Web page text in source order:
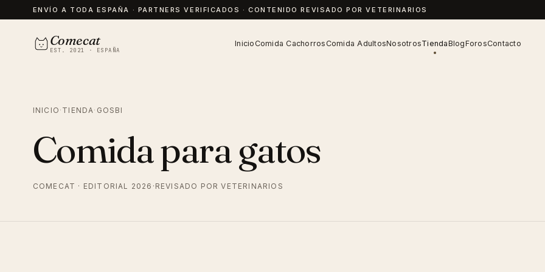
ENVÍO A TODA ESPAÑA · PARTNERS VERIFICADOS · CONTENIDO REVISADO POR VETERINARIOS
Comecat
EST. 2021 · ESPAÑA
InicioComida CachorrosComida AdultosNosotrosTiendaBlogForosContacto
INICIO · TIENDA· GOSBI
Comida para gatos
COMECAT · EDITORIAL 2026 · REVISADO POR VETERINARIOS